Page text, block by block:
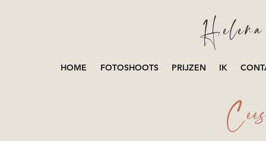
HOME FOTOSHOOTS PRIJZEN IK